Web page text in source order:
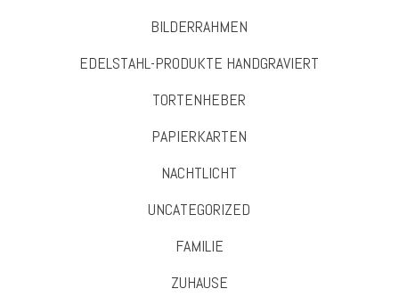
BILDERRAHMEN
EDELSTAHL-PRODUKTE HANDGRAVIERT
TORTENHEBER
PAPIERKARTEN
NACHTLICHT
UNCATEGORIZED
FAMILIE
ZUHAUSE